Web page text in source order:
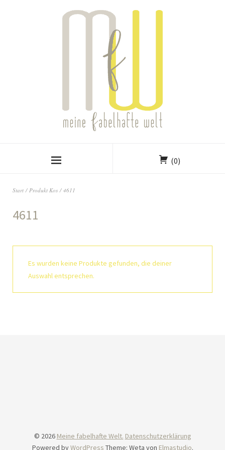
(0)
Start / Produkt Kos / 4611
4611
Es wurden keine Produkte gefunden, die deiner
Auswahl entsprechen.
© 2026 Meine fabelhafte Welt. Datenschutzerklärung
Powered byWordPress Theme: Weta von Elmastudio.